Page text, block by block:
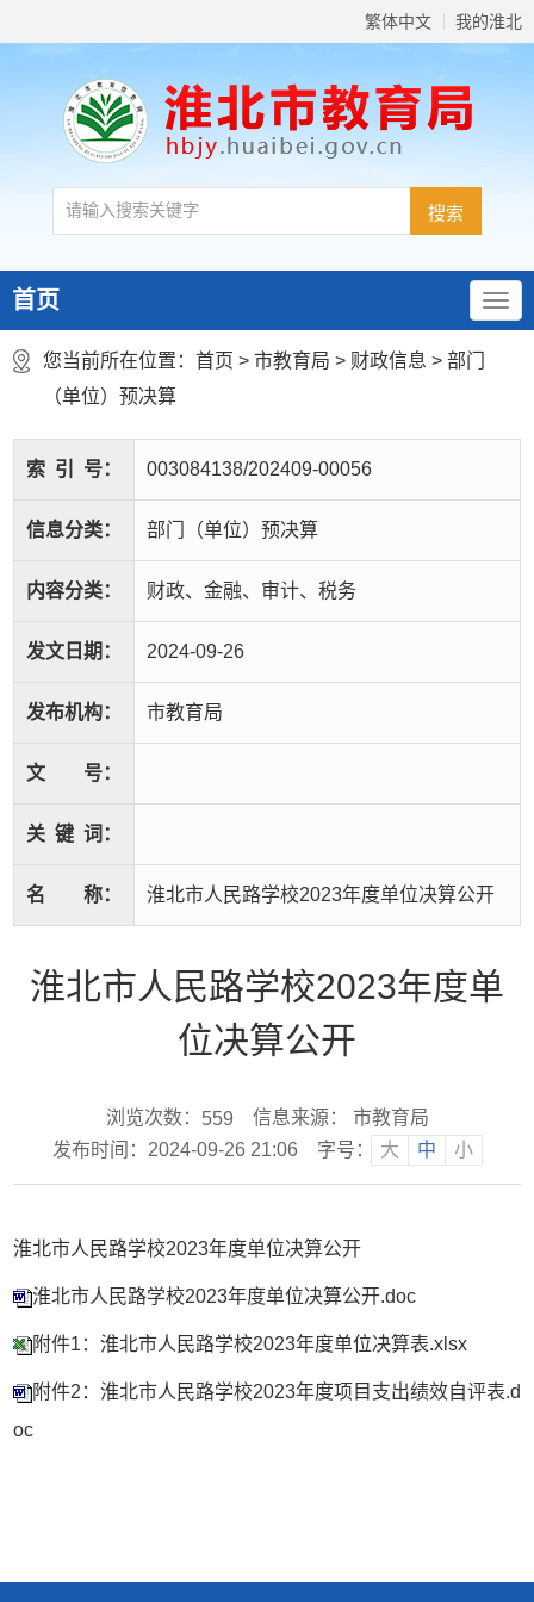
繁体中文 我的淮北
首页
您当前所在位置： 首页 > 市教育局 > 财政信息 > 部门
（单位）预决算
索 引 号： 003084138/202409-00056
信息分类： 部门（单位）预决算
内容分类： 财政、金融、审计、税务
发文日期： 2024-09-26
发布机构： 市教育局
文 号：
关 键 词：
名 称： 淮北市人民路学校2023年度单位决算公开
淮北市人民路学校2023年度单
位决算公开
浏览次数： 559
信息来源： 市教育局
发布时间：2024-09-26 21:06
字号： 大 中 小
淮北市人民路学校2023年度单位决算公开
淮北市人民路学校2023年度单位决算公开.doc
附件1：淮北市人民路学校2023年度单位决算表.xlsx
附件2：淮北市人民路学校2023年度项目支出绩效自评表.d
oc